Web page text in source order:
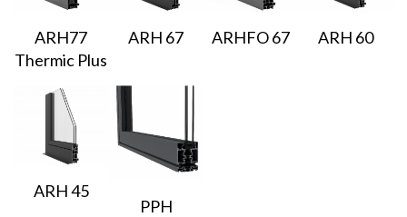
ARH77
Thermic Plus
ARH 67 ARHFO 67 ARH 60
ARH 45
PPH